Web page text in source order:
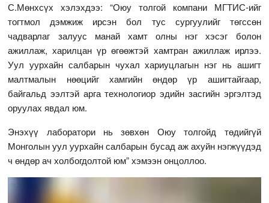
С.Мөнхсүх хэлэхдээ: “Оюу толгой компани МГТИС-ийг
тогтмол дэмжиж ирсэн бол тус сургуулийг төгссөн
чадварлаг залуус манай хамт олны нэг хэсэг болон
ажиллаж, харилцан үр өгөөжтэй хамтран ажиллаж ирлээ.
Уул уурхайн салбарын чухал хариуцлагын нэг нь ашигт
малтмалын нөөцийг хамгийн өндөр үр ашигтайгаар,
байгальд ээлтэй арга технологиор эдийн засгийн эргэлтэд
оруулах явдал юм.
Энэхүү лаборатори нь зөвхөн Оюу толгойд төдийгүй
Монголын уул уурхайн салбарын бусад аж ахуйн нэгжүүдэд
ч өндөр ач холбогдолтой юм” хэмээн онцоллоо.